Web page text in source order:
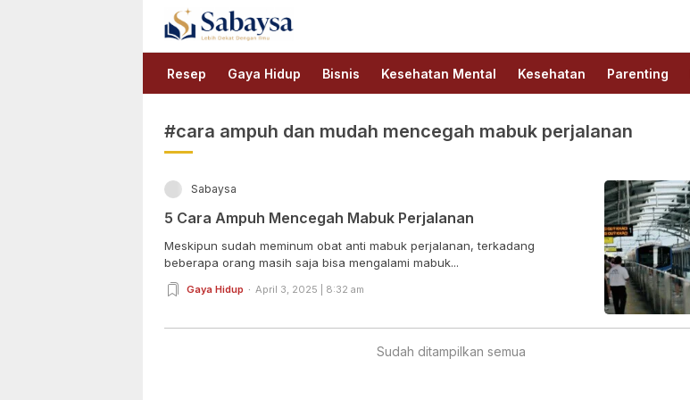
Sabaysa
Lebih Dekat Dengan Ilmu
Resep Gaya Hidup Bisnis Kesehatan Mental Kesehatan Parenting
#cara ampuh dan mudah mencegah mabuk perjalanan
Sabaysa
5 Cara Ampuh Mencegah Mabuk Perjalanan
Meskipun sudah meminum obat anti mabuk perjalanan, terkadang
beberapa orang masih saja bisa mengalami mabuk...
Gaya Hidup April 3, 2025 | 8:32 am
Sudah ditampilkan semua